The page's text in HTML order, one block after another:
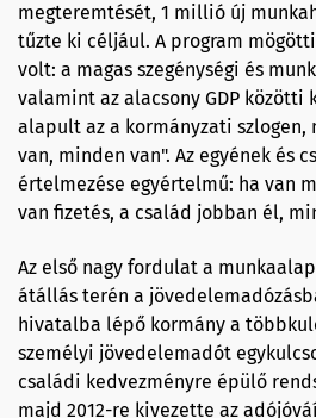
megteremtését, 1 millió új
tűzte ki céljául. A program
volt: a magas szegénységi és
valamint az alacsony GDP közötti
alapult az a kormányzati szlogen,
van, minden van". Az egyének és
értelmezése egyértelmű: ha van
van fizetés, a család jobban él,
Az első nagy fordulat a
átállás terén a
hivatalba lépő kormány a
személyi jövedelemadót
családi kedvezményre épülő
majd 2012-re kivezette az